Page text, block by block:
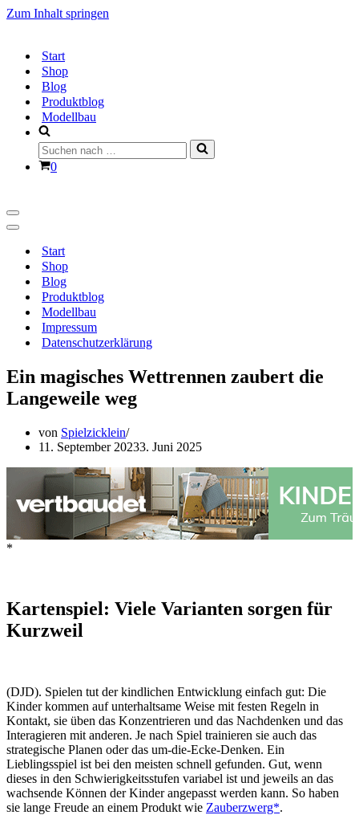
Zum Inhalt springen
Start
Shop
Blog
Produktblog
Modellbau
Suchen
nach …
Warenkorb
0
Navigationsmenü
Navigationsmenü
Start
Shop
Blog
Produktblog
Modellbau
Impressum
Datenschutzerklärung
Ein magisches Wettrennen zaubert die
Langeweile weg
von Spielzicklein
11. September 20233. Juni 2025
*
Kartenspiel: Viele Varianten sorgen für
Kurzweil
(DJD). Spielen tut der kindlichen Entwicklung einfach gut: Die
Kinder kommen auf unterhaltsame Weise mit festen Regeln in
Kontakt, sie üben das Konzentrieren und das Nachdenken und das
Interagieren mit anderen. Je nach Spiel trainieren sie auch das
strategische Planen oder das um-die-Ecke-Denken. Ein
Lieblingsspiel ist bei den meisten schnell gefunden. Gut, wenn
dieses in den Schwierigkeitsstufen variabel ist und jeweils an das
wachsende Können der Kinder angepasst werden kann. So haben
sie lange Freude an einem Produkt wie Zauberzwerg*.